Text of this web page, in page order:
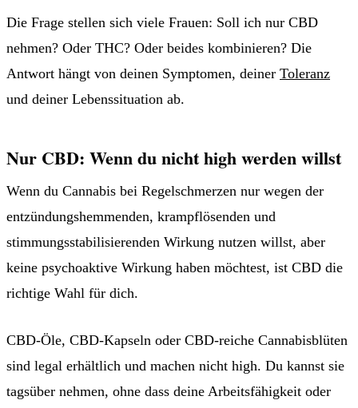
Die Frage stellen sich viele Frauen: Soll ich nur CBD
nehmen? Oder THC? Oder beides kombinieren? Die
Antwort hängt von deinen Symptomen, deiner Toleranz
und deiner Lebenssituation ab.
Nur CBD: Wenn du nicht high werden willst
Wenn du Cannabis bei Regelschmerzen nur wegen der
entzündungshemmenden, krampflösenden und
stimmungsstabilisierenden Wirkung nutzen willst, aber
keine psychoaktive Wirkung haben möchtest, ist CBD die
richtige Wahl für dich.
CBD-Öle, CBD-Kapseln oder CBD-reiche Cannabisblüten
sind legal erhältlich und machen nicht high. Du kannst sie
tagsüber nehmen, ohne dass deine Arbeitsfähigkeit oder